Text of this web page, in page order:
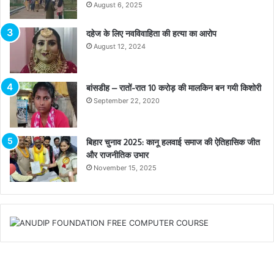
August 6, 2025
दहेज के लिए नवविवाहिता की हत्या का आरोप
August 12, 2024
बांसडीह – रातों-रात 10 करोड़ की मालकिन बन गयी किशोरी
September 22, 2020
बिहार चुनाव 2025: कानू हलवाई समाज की ऐतिहासिक जीत
और राजनीतिक उभार
November 15, 2025